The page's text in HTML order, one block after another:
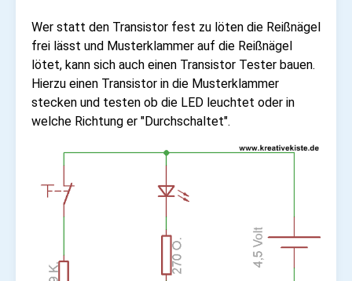
Wer statt den Transistor fest zu löten die Reißnägel
frei lässt und Musterklammer auf die Reißnägel
lötet, kann sich auch einen Transistor Tester bauen.
Hierzu einen Transistor in die Musterklammer
stecken und testen ob die LED leuchtet oder in
welche Richtung er "Durchschaltet".